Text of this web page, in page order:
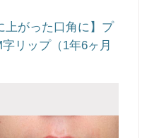
上がった口角に】プ
リップ（1年6ヶ月